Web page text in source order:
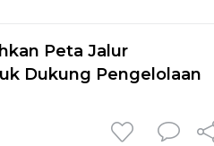
Peta Jalur
Dukung Pengelolaan